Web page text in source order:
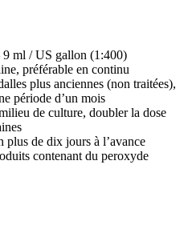
ml / US gallon (1:400)
préférable en continu
plus anciennes (non traitées),
période d’un mois
de culture, doubler la dose
plus de dix jours à l’avance
contenant du peroxyde